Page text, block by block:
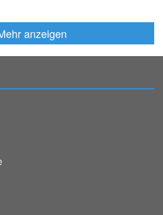
anzeigen